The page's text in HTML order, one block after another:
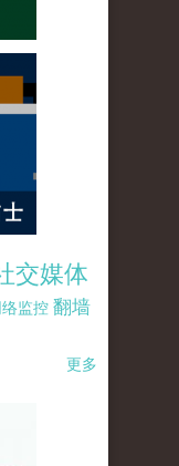
交媒体
络监控 翻墙
更多